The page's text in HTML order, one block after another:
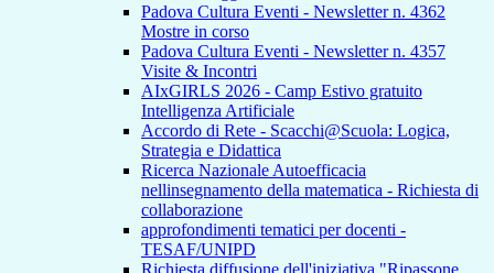
Padova Cultura Eventi - Newsletter n. 4362
Mostre in corso
Padova Cultura Eventi - Newsletter n. 4357
Visite & Incontri
AIxGIRLS 2026 - Camp Estivo gratuito
Intelligenza Artificiale
Accordo di Rete - Scacchi@Scuola: Logica,
Strategia e Didattica
Ricerca Nazionale Autoefficacia
nellinsegnamento della matematica - Richiesta di
collaborazione
approfondimenti tematici per docenti -
TESAF/UNIPD